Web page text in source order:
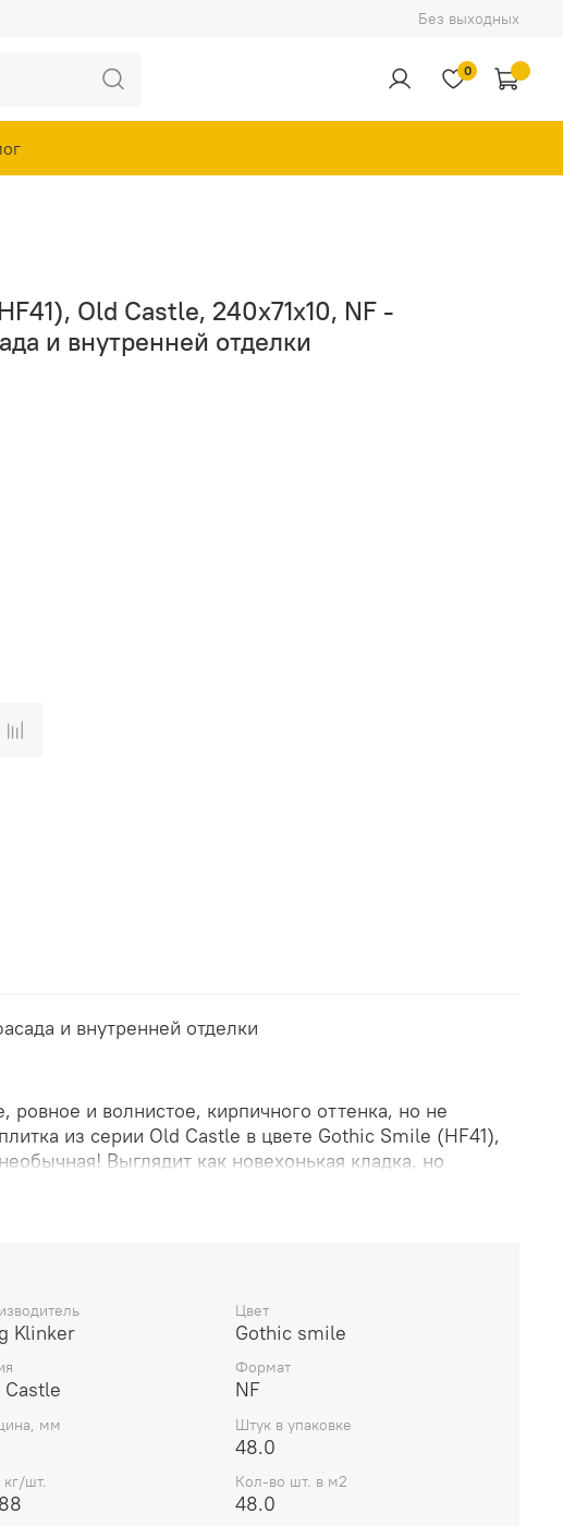
Без выходных
0
Old Castle, 240x71x10, NF -
и внутренней отделки
и внутренней отделки
ровное и волнистое, кирпичного оттенка, но не
из серии Old Castle в цвете Gothic Smile (HF41),
Выглядит как новехонькая кладка, но
это старинный кирпич. В точности, как в
начала прошлого века. Вот и следы ручной
города, возведенных со вкусом.
Klinker
Цвет
Gothic smile
Castle
Формат
NF
мм Штук в упаковке
48.0
кг/шт. Кол-во шт. в м2
48.0